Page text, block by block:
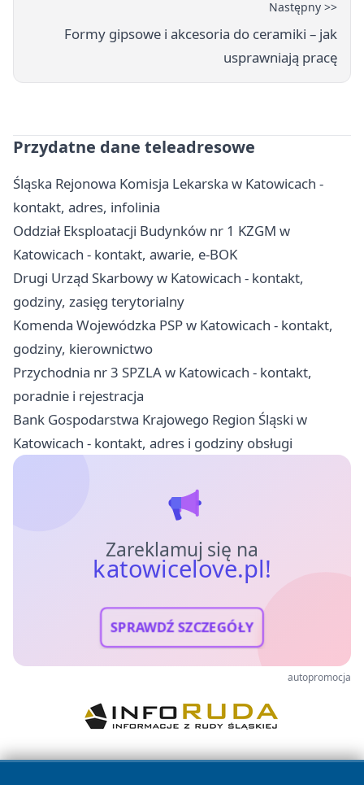
Następny >>
Formy gipsowe i akcesoria do ceramiki – jak
usprawniają pracę
Przydatne dane teleadresowe
Śląska Rejonowa Komisja Lekarska w Katowicach -
kontakt, adres, infolinia
Oddział Eksploatacji Budynków nr 1 KZGM w
Katowicach - kontakt, awarie, e-BOK
Drugi Urząd Skarbowy w Katowicach - kontakt,
godziny, zasięg terytorialny
Komenda Wojewódzka PSP w Katowicach - kontakt,
godziny, kierownictwo
Przychodnia nr 3 SPZLA w Katowicach - kontakt,
poradnie i rejestracja
Bank Gospodarstwa Krajowego Region Śląski w
Katowicach - kontakt, adres i godziny obsługi
Zareklamuj się na
katowicelove.pl!
SPRAWDŹ SZCZEGÓŁY
autopromocja